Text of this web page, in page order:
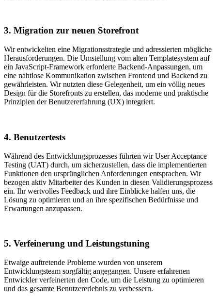
3. Migration zur neuen Storefront
Wir entwickelten eine Migrationsstrategie und adressierten mögliche
Herausforderungen. Die Umstellung vom alten Templatesystem auf
ein JavaScript-Framework erforderte Backend-Anpassungen, um
eine nahtlose Kommunikation zwischen Frontend und Backend zu
gewährleisten. Wir nutzten diese Gelegenheit, um ein völlig neues
Design für die Storefronts zu erstellen, das moderne und praktische
Prinzipien der Benutzererfahrung (UX) integriert.
4. Benutzertests
Während des Entwicklungsprozesses führten wir User Acceptance
Testing (UAT) durch, um sicherzustellen, dass die implementierten
Funktionen den ursprünglichen Anforderungen entsprachen. Wir
bezogen aktiv Mitarbeiter des Kunden in diesen Validierungsprozess
ein. Ihr wertvolles Feedback und ihre Einblicke halfen uns, die
Lösung zu optimieren und an ihre spezifischen Bedürfnisse und
Erwartungen anzupassen.
5. Verfeinerung und Leistungstuning
Etwaige auftretende Probleme wurden von unserem
Entwicklungsteam sorgfältig angegangen. Unsere erfahrenen
Entwickler verfeinerten den Code, um die Leistung zu optimieren
und das gesamte Benutzererlebnis zu verbessern.